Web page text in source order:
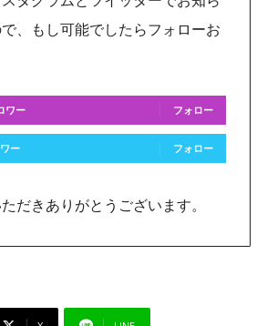
、もし可能でしたらフォローお
ワー フォロー
ー フォロー
だきありがとうございます。